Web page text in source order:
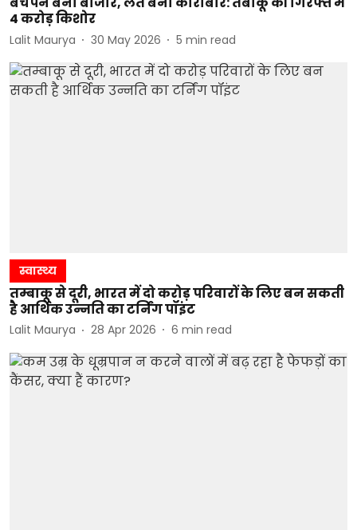
4 करोड़ किशोर
Lalit Maurya 30 May 2026 5 min read
स्वास्थ्य
तम्बाकू से दूरी, भारत में दो करोड़ परिवारों के लिए बन सकती
है आर्थिक उन्नति का टर्निंग पॉइंट
Lalit Maurya 28 Apr 2026 6 min read